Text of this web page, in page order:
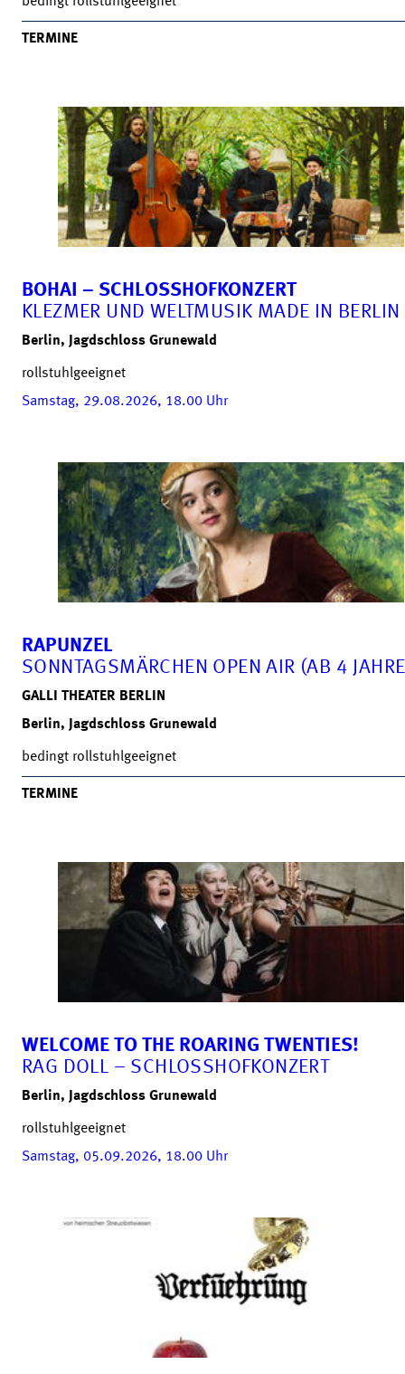
TERMINE
BOHAI – SCHLOSSHOFKONZERT
KLEZMER UND WELTMUSIK MADE IN BERLIN
Berlin, Jagdschloss Grunewald
rollstuhlgeeignet
Samstag, 29.08.2026, 18.00 Uhr
RAPUNZEL
SONNTAGSMÄRCHEN OPEN AIR (AB 4
GALLI THEATER BERLIN
Berlin, Jagdschloss Grunewald
bedingt rollstuhlgeeignet
TERMINE
WELCOME TO THE ROARING TWENTIES!
RAG DOLL – SCHLOSSHOFKONZERT
Berlin, Jagdschloss Grunewald
rollstuhlgeeignet
Samstag, 05.09.2026, 18.00 Uhr